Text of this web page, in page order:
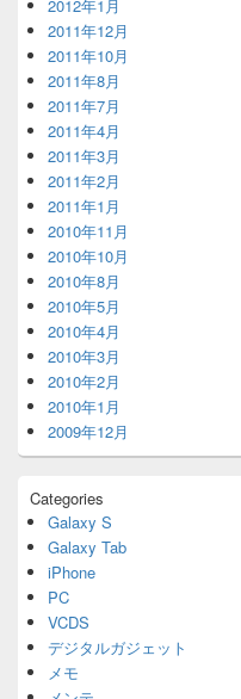
2012年1月
2011年12月
2011年10月
2011年8月
2011年7月
2011年4月
2011年3月
2011年2月
2011年1月
2010年11月
2010年10月
2010年8月
2010年5月
2010年4月
2010年3月
2010年2月
2010年1月
2009年12月
Categories
Galaxy S
Galaxy Tab
iPhone
PC
VCDS
デジタルガジェット
メモ